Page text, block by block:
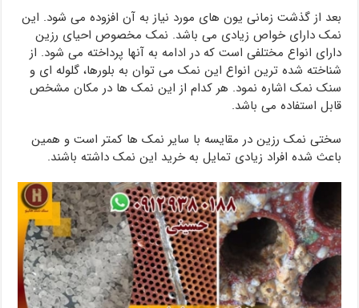
بعد از گذشت زمانی یون های مورد نیاز به آن افزوده می شود. این
نمک دارای خواص زیادی می باشد. نمک مخصوص احیای رزین
دارای انواع مختلفی است که در ادامه به آنها پرداخته می شود. از
شناخته شده ترین انواع این نمک می توان به بلورها، گلوله ای و
سنک نمک اشاره نمود. هر کدام از این نمک ها در مکان مشخص
قابل استفاده می باشد.
سختی نمک رزین در مقایسه با سایر نمک ها کمتر است و همین
باعث شده افراد زیادی تمایل به خرید این نمک داشته باشند.